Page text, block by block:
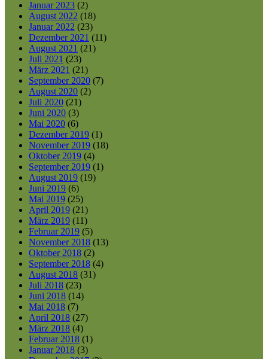
Januar 2023 (2)
August 2022 (18)
Januar 2022 (23)
Dezember 2021 (11)
August 2021 (21)
Juli 2021 (23)
März 2021 (21)
September 2020 (7)
August 2020 (2)
Juli 2020 (21)
Juni 2020 (3)
Mai 2020 (6)
Dezember 2019 (1)
November 2019 (18)
Oktober 2019 (4)
September 2019 (1)
August 2019 (19)
Juni 2019 (6)
Mai 2019 (25)
April 2019 (21)
März 2019 (11)
Februar 2019 (5)
November 2018 (13)
Oktober 2018 (2)
September 2018 (4)
August 2018 (31)
Juli 2018 (23)
Juni 2018 (14)
Mai 2018 (7)
April 2018 (27)
März 2018 (4)
Februar 2018 (1)
Januar 2018 (3)